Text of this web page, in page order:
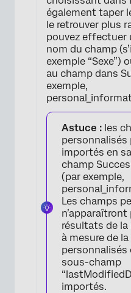
également taper
le retrouver plus
pouvez effectuer
nom du champ
exemple “Sexe”)
au champ dans
exemple,
Astuce : les
personnalisés
importés en
champ
(par exemple,
Les champs
n’apparaîtront
résultats de la
à mesure de
personnalisés
sous-champ
importés.